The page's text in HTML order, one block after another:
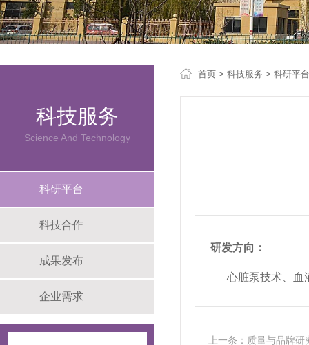
科技服务
Science And Technology
科研平台
科技合作
成果发布
企业需求
首页 > 科技服务 > 科研平台
研发方向：
心脏泵技术、血
上一条：质量与品牌研